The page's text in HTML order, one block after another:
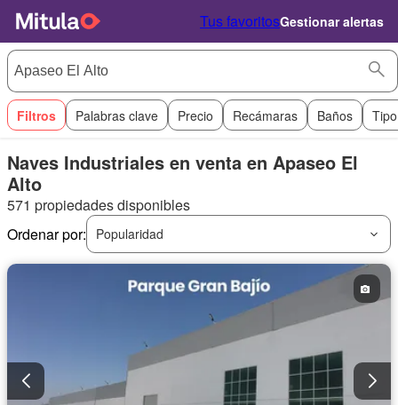
Tus favoritosGestionar alertas
Filtros Palabras clave Precio Recámaras Baños
Naves Industriales en venta en Apaseo El
Alto
571 propiedades disponibles
Ordenar por:
Popularidad